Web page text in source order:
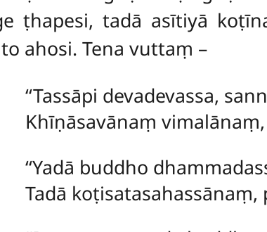
ṭhapesi, tadā asītiyā
ahosi. Tena vuttaṃ –
‘‘Tassāpi devadevassa,
Khīṇāsavānaṃ
‘‘Yadā buddho
Tadā